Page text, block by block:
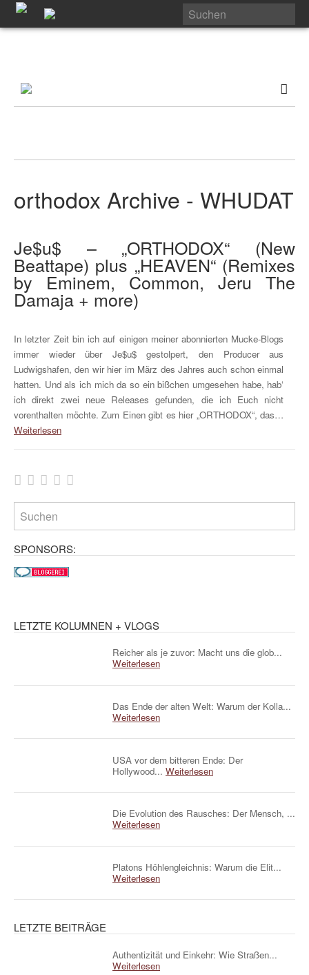
orthodox Archive - WHUDAT
Je$u$ – „ORTHODOX“ (New
Beattape) plus „HEAVEN“ (Remixes
by Eminem, Common, Jeru The
Damaja + more)
In letzter Zeit bin ich auf einigen meiner abonnierten Mucke-Blogs
immer wieder über Je$u$ gestolpert, den Producer aus
Ludwigshafen, den wir hier im März des Jahres auch schon einmal
hatten. Und als ich mich da so ein bißchen umgesehen habe, hab‘
ich direkt zwei neue Releases gefunden, die ich Euch nicht
vorenthalten möchte. Zum Einen gibt es hier „ORTHODOX“, das…
Weiterlesen
SPONSORS:
LETZTE KOLUMNEN + VLOGS
Reicher als je zuvor: Macht uns die glob...
Weiterlesen
Das Ende der alten Welt: Warum der Kolla...
Weiterlesen
USA vor dem bitteren Ende: Der
Hollywood... Weiterlesen
Die Evolution des Rausches: Der Mensch, ...
Weiterlesen
Platons Höhlengleichnis: Warum die Elit...
Weiterlesen
LETZTE BEITRÄGE
Authentizität und Einkehr: Wie Straßen...
Weiterlesen